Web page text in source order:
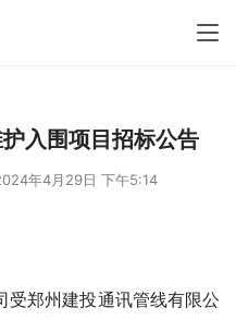
入围项目招标公告
年4月29日 下午5:14
受郑州建投通讯管线有限公